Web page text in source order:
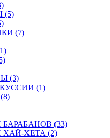
(5)
(7)
(3)
(1)
(33)
ХЕТА (2)